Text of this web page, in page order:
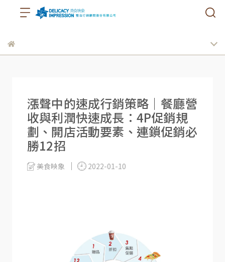
漲聲中的速成行銷策略｜餐廳營
收與利潤快速成長：4P促銷規
劃、開店活動要素、連鎖促銷必
勝12招
美食映象 2022-01-10